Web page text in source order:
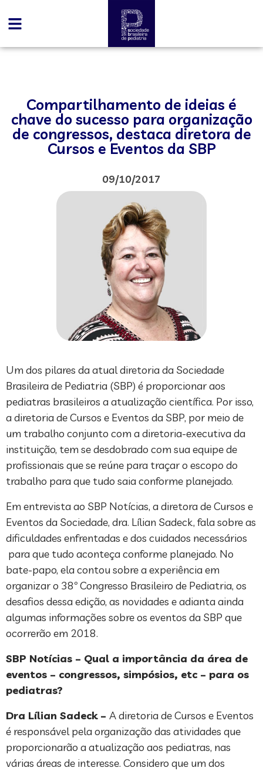
Compartilhamento de ideias é
chave do sucesso para organização
de congressos, destaca diretora de
Cursos e Eventos da SBP
09/10/2017
Um dos pilares da atual diretoria da Sociedade
Brasileira de Pediatria (SBP) é proporcionar aos
pediatras brasileiros a atualização científica. Por isso,
a diretoria de Cursos e Eventos da SBP, por meio de
um trabalho conjunto com a diretoria-executiva da
instituição, tem se desdobrado com sua equipe de
profissionais que se reúne para traçar o escopo do
trabalho para que tudo saia conforme planejado.
Em entrevista ao SBP Notícias, a diretora de Cursos e
Eventos da Sociedade, dra. Lílian Sadeck, fala sobre as
dificuldades enfrentadas e dos cuidados necessários
para que tudo aconteça conforme planejado. No
bate-papo, ela contou sobre a experiência em
organizar o 38º Congresso Brasileiro de Pediatria, os
desafios dessa edição, as novidades e adianta ainda
algumas informações sobre os eventos da SBP que
ocorrerão em 2018.
SBP Notícias – Qual a importância da área de
eventos – congressos, simpósios, etc – para os
pediatras?
Dra Lílian Sadeck – A diretoria de Cursos e Eventos
é responsável pela organização das atividades que
proporcionarão a atualização aos pediatras, nas
várias áreas de interesse. Considero que um dos